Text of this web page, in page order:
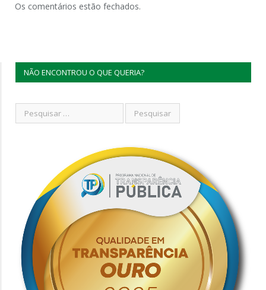
Os comentários estão fechados.
NÃO ENCONTROU O QUE QUERIA?